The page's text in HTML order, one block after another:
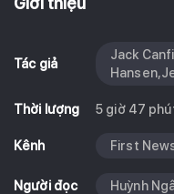
Tác giả
Jack
Thời lượng 5 giờ 47
Kênh First
Người đọc Huỳnh